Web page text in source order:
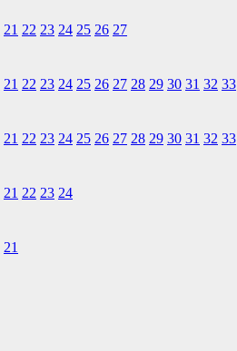
21 22 23 24 25 26 27
21 22 23 24 25 26 27 28 29 30 31 32 33
21 22 23 24 25 26 27 28 29 30 31 32 33
21 22 23 24
21